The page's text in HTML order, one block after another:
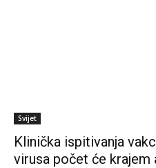
Svijet
Klinička ispitivanja
virusa počet će krajem